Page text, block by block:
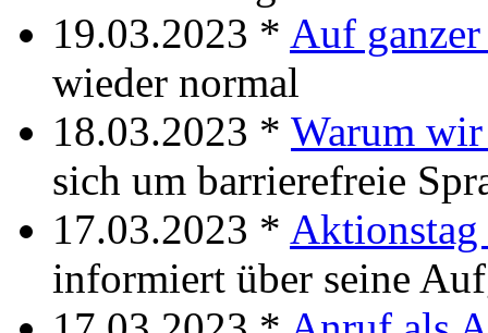
19.03.2023 * Auf
wieder normal
18.03.2023 * Warum
sich um barrierefreie
17.03.2023 * Aktionstag
informiert über seine